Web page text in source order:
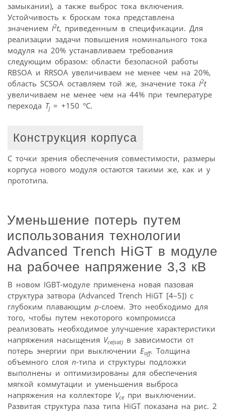
замыкании), а также выброс тока включения.
Устойчивость к броскам тока представлена
значением I2t, приведенным в спецификации. Для
реализации задачи повышения номинального тока
модуля на 20% устанавливаем требования
следующим образом: области безопасной работы
RBSOA и RRSOA увеличиваем не менее чем на 20%,
область SCSOA оставляем той же, значение тока I2t
увеличиваем не менее чем на 44% при температуре
перехода Tj = +150 °C.
Конструкция корпуса
С точки зрения обеспечения совместимости, размеры
корпуса нового модуля остаются такими же, как и у
прототипа.
Уменьшение потерь путем
использования технологии
Advanced Trench HiGT в модуле
на рабочее напряжение 3,3 кВ
В новом IGBT-модуле применена новая пазовая
структура затвора (Advanced Trench HiGT [4–5]) с
глубоким плавающим р-слоем. Это необходимо для
того, чтобы путем некоторого компромисса
реализовать необходимое улучшение характеристики
напряжения насыщения Vce(sat) в зависимости от
потерь энергии при выключении Eoff. Толщина
объемного слоя n-типа и структуры подложки
выполнены и оптимизированы для обеспечения
мягкой коммутации и уменьшения выброса
напряжения на коллекторе Vce при выключении.
Развитая структура паза типа HiGT показана на рис. 2